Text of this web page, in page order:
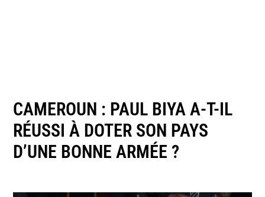
CAMEROUN : PAUL BIYA A-T-IL
RÉUSSI À DOTER SON PAYS
D’UNE BONNE ARMÉE ?